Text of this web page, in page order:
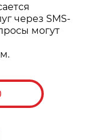
через SMS-
могут